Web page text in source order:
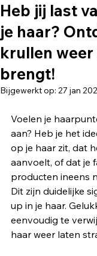
Heb jij last
je haar?
krullen weer
brengt!
Bijgewerkt op: 27 jan
Voelen je
aan? Heb je het
op je haar zit, dat
aanvoelt, of dat je
producten ineens
Dit zijn duidelijke
up in je haar.
eenvoudig te
haar weer laten